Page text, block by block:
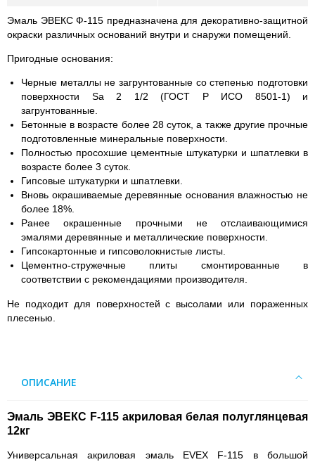
Эмаль ЭВЕКС Ф-115 предназначена для декоративно-защитной
окраски различных оснований внутри и снаружи помещений.
Пригодные основания:
Черные металлы не загрунтованные со степенью подготовки
поверхности Sa 2 1/2 (ГОСТ Р ИСО 8501-1) и
загрунтованные.
Бетонные в возрасте более 28 суток, а также другие прочные
подготовленные минеральные поверхности.
Полностью просохшие цементные штукатурки и шпатлевки в
возрасте более 3 суток.
Гипсовые штукатурки и шпатлевки.
Вновь окрашиваемые деревянные основания влажностью не
более 18%.
Ранее окрашенные прочными не отслаивающимися
эмалями деревянные и металлические поверхности.
Гипсокартонные и гипсоволокнистые листы.
Цементно-стружечные плиты смонтированные в
соответствии с рекомендациями производителя.
Не подходит для поверхностей с высолами или пораженных
плесенью.
ОПИСАНИЕ
Эмаль ЭВЕКС F-115 акриловая белая полуглянцевая
12кг
Универсальная акриловая эмаль EVEX F-115 в большой